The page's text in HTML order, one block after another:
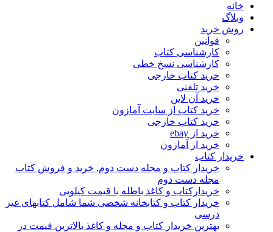
خانه
وبلاگ
روش خرید
قوانین
کارشناسی کتاب
کارشناسی نسخ خطی
خرید کتاب خارجی
خرید تلفنی
خرید آن لاین
خرید کتاب از سایت آمازون
خرید کتاب خارجی
خرید از ebay
خرید از آمازون
خریدار کتاب
خریدار کتاب و مجله دست دوم, خرید و فروش کتاب
مجله دست دوم
خریدارکتاب و کاغذ باطله با قیمت کیلویی
خریدار کتاب و کتابخانه شخصی شما شامل کتابهای غیر
درسی
بهترین خریدار کتاب و مجله و کاغذ بالاترین قیمت در